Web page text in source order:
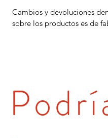
Cambios y devoluciones
sobre los productos es de